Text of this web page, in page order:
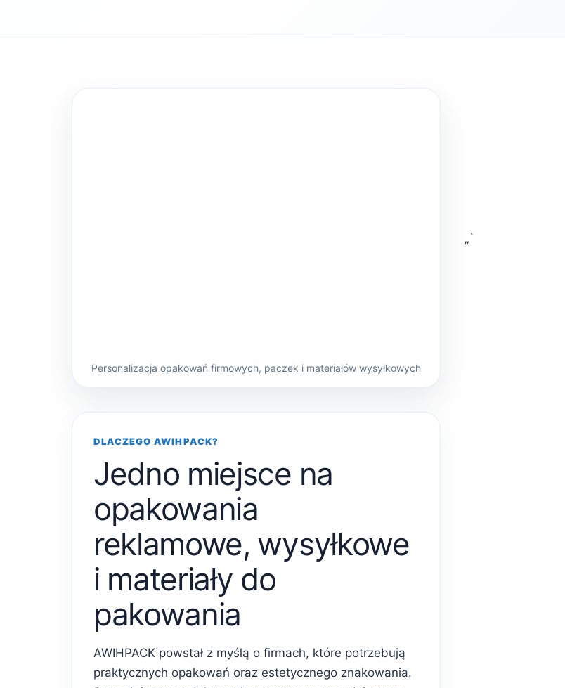
Personalizacja opakowań firmowych, paczek i materiałów wysyłkowych
„`
DLACZEGO AWIHPACK?
Jedno miejsce na
opakowania
reklamowe, wysyłkowe
i materiały do
pakowania
AWIHPACK powstał z myślą o firmach, które potrzebują
praktycznych opakowań oraz estetycznego znakowania.